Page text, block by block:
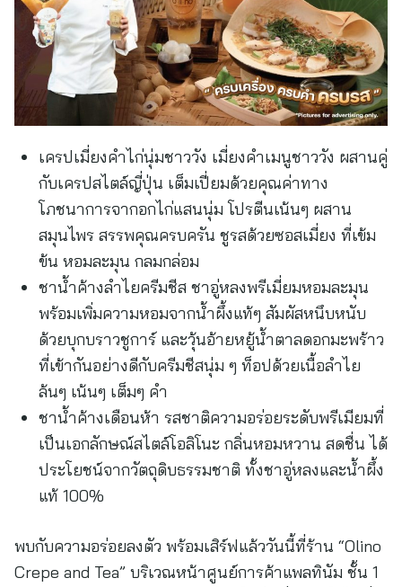
เครปเมี่ยงคำไก่นุ่มชาววัง เมี่ยงคำเมนูชาววัง ผสานคู่
กับเครปสไตล์ญี่ปุ่น เต็มเปี่ยมด้วยคุณค่าทาง
โภชนาการจากอกไก่แสนนุ่ม โปรตีนเน้นๆ ผสาน
สมุนไพร สรรพคุณครบครัน ชูรสด้วยซอสเมี่ยง ที่เข้ม
ข้น หอมละมุน กลมกล่อม
ชาน้ำค้างลำไยครีมชีส ชาอู่หลงพรีเมี่ยมหอมละมุน
พร้อมเพิ่มความหอมจากน้ำผึ้งแท้ๆ สัมผัสหนึบหนับ
ด้วยบุกบราวชูการ์ และวุ้นอ้ายหยู้น้ำตาลดอกมะพร้าว
ที่เข้ากันอย่างดีกับครีมชีสนุ่ม ๆ ท็อปด้วยเนื้อลำไย
ล้นๆ เน้นๆ เต็มๆ คำ
ชาน้ำค้างเดือนห้า รสชาติความอร่อยระดับพรีเมียมที่
เป็นเอกลักษณ์สไตล์โอลิโนะ กลิ่นหอมหวาน สดชื่น ได้
ประโยชน์จากวัตถุดิบธรรมชาติ ทั้งชาอู่หลงและน้ำผึ้ง
แท้ 100%
พบกับความอร่อยลงตัว พร้อมเสิร์ฟแล้ววันนี้ที่ร้าน “Olino
Crepe and Tea” บริเวณหน้าศูนย์การค้าแพลทินัม ชั้น 1